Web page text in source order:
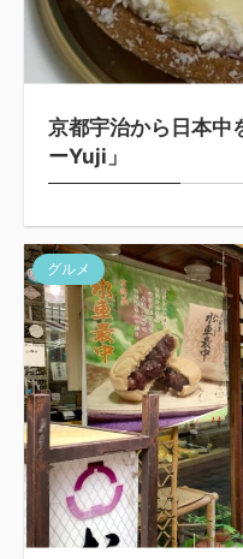
京都宇治から日本中
ーYuji」
グルメ